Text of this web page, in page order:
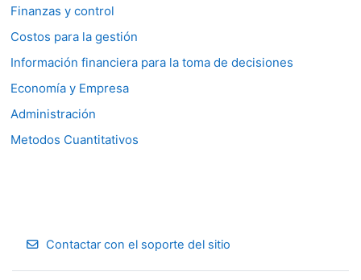
Finanzas y control
Costos para la gestión
Información financiera para la toma de decisiones
Economía y Empresa
Administración
Metodos Cuantitativos
Contactar con el soporte del sitio